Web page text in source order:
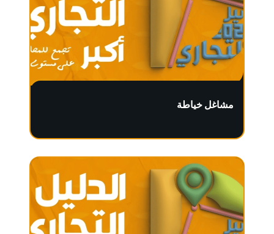
مشاغل خياطة